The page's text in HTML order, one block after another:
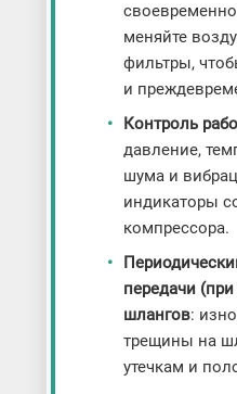
меняйте
фильтры,
и
Контроль
давление,
шума и
индикаторы
компрессора.
передачи
шлангов:
трещины на
утечкам и